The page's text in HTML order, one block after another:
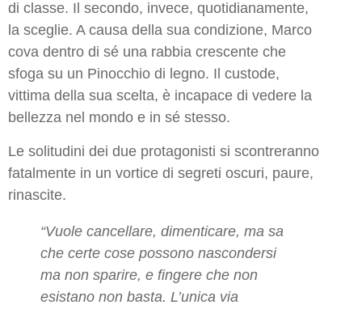
di classe. Il secondo, invece, quotidianamente,
la sceglie. A causa della sua condizione, Marco
cova dentro di sé una rabbia crescente che
sfoga su un Pinocchio di legno. Il custode,
vittima della sua scelta, è incapace di vedere la
bellezza nel mondo e in sé stesso.
Le solitudini dei due protagonisti si scontreranno
fatalmente in un vortice di segreti oscuri, paure,
rinascite.
“Vuole cancellare, dimenticare, ma sa
che certe cose possono nascondersi
ma non sparire, e fingere che non
esistano non basta. L’unica via